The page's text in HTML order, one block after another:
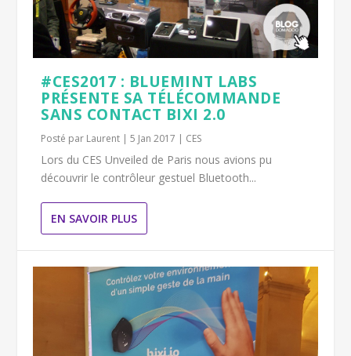
#CES2017 : BLUEMINT LABS
PRÉSENTE SA TÉLÉCOMMANDE
SANS CONTACT BIXI 2.0
Posté par Laurent |5 Jan 2017 | CES
Lors du CES Unveiled de Paris nous avions pu
découvrir le contrôleur gestuel Bluetooth...
EN SAVOIR PLUS